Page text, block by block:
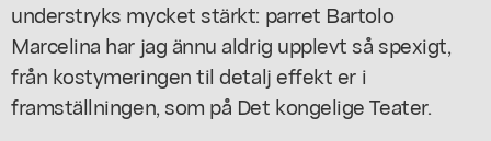
understryks mycket stärkt: parret Bartolo
Marcelina har jag ännu aldrig upplevt så spexigt,
från kostymeringen til detalj effekt er i
framställningen, som på Det kongelige Teater.